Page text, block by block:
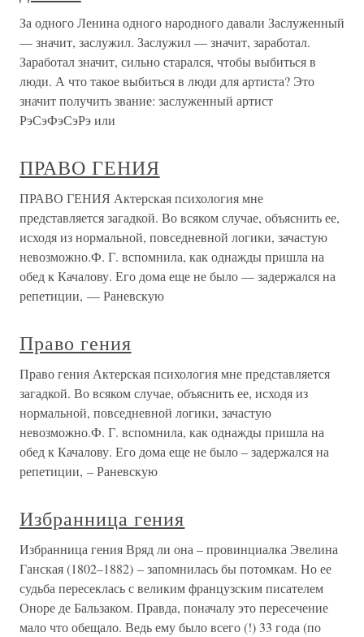
За одного Ленина одного народного давали Заслуженный
— значит, заслужил. Заслужил — значит, заработал.
Заработал значит, сильно старался, чтобы выбиться в
люди. А что такое выбиться в люди для артиста? Это
значит получить звание: заслуженный артист
РэСэФэСэРэ или
ПРАВО ГЕНИЯ
ПРАВО ГЕНИЯ Актерская психология мне
представляется загадкой. Во всяком случае, объяснить ее,
исходя из нормальной, повседневной логики, зачастую
невозможно.Ф. Г. вспомнила, как однажды пришла на
обед к Качалову. Его дома еще не было — задержался на
репетиции, — Раневскую
Право гения
Право гения Актерская психология мне представляется
загадкой. Во всяком случае, объяснить ее, исходя из
нормальной, повседневной логики, зачастую
невозможно.Ф. Г. вспомнила, как однажды пришла на
обед к Качалову. Его дома еще не было – задержался на
репетиции, – Раневскую
Избранница гения
Избранница гения Вряд ли она – провинциалка Эвелина
Ганская (1802–1882) – запомнилась бы потомкам. Но ее
судьба пересеклась с великим французским писателем
Оноре де Бальзаком. Правда, поначалу это пересечение
мало что обещало. Ведь ему было всего (!) 33 года (по